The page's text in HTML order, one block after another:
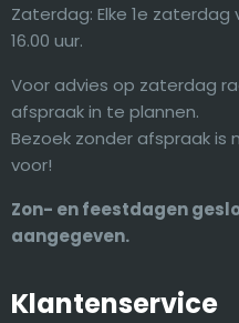
Zaterdag: Elke 1e
16.00 uur.
Voor advies op zaterdag
afspraak in te plannen.
Bezoek zonder afspraak is
voor!
Zon- en feestdagen
aangegeven.
Klantenservice